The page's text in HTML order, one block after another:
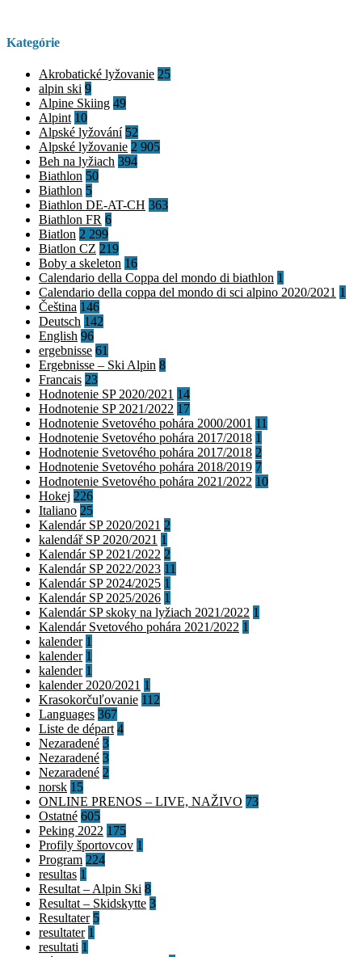
Kategórie
Akrobatické lyžovanie 25
alpin ski 9
Alpine Skiing 49
Alpint 10
Alpské lyžování 52
Alpské lyžovanie 2 905
Beh na lyžiach 394
Biathlon 50
Biathlon 5
Biathlon DE-AT-CH 363
Biathlon FR 6
Biatlon 2 299
Biatlon CZ 219
Boby a skeleton 16
Calendario della Coppa del mondo di biathlon 1
Calendario della coppa del mondo di sci alpino 2020/2021 1
Čeština 146
Deutsch 142
English 96
ergebnisse 61
Ergebnisse – Ski Alpin 8
Francais 23
Hodnotenie SP 2020/2021 14
Hodnotenie SP 2021/2022 17
Hodnotenie Svetového pohára 2000/2001 11
Hodnotenie Svetového pohára 2017/2018 1
Hodnotenie Svetového pohára 2017/2018 2
Hodnotenie Svetového pohára 2018/2019 7
Hodnotenie Svetového pohára 2021/2022 10
Hokej 226
Italiano 25
Kalendár SP 2020/2021 2
kalendář SP 2020/2021 1
Kalendár SP 2021/2022 2
Kalendár SP 2022/2023 11
Kalendár SP 2024/2025 1
Kalendár SP 2025/2026 1
Kalendár SP skoky na lyžiach 2021/2022 1
Kalendár Svetového pohára 2021/2022 1
kalender 1
kalender 1
kalender 1
kalender 2020/2021 1
Krasokorčuľovanie 112
Languages 367
Liste de départ 4
Nezaradené 3
Nezaradené 3
Nezaradené 2
norsk 15
ONLINE PRENOS – LIVE, NAŽIVO 73
Ostatné 605
Peking 2022 175
Profily športovcov 1
Program 224
resultas 1
Resultat – Alpin Ski 8
Resultat – Skidskytte 3
Resultater 5
resultater 1
resultati 1